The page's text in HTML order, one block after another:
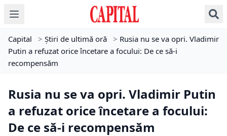
Capital > Știri de ultimă oră > Rusia nu se va opri. Vladimir
Putin a refuzat orice încetare a focului: De ce să-i
recompensăm
Rusia nu se va opri. Vladimir Putin
a refuzat orice încetare a focului:
De ce să-i recompensăm